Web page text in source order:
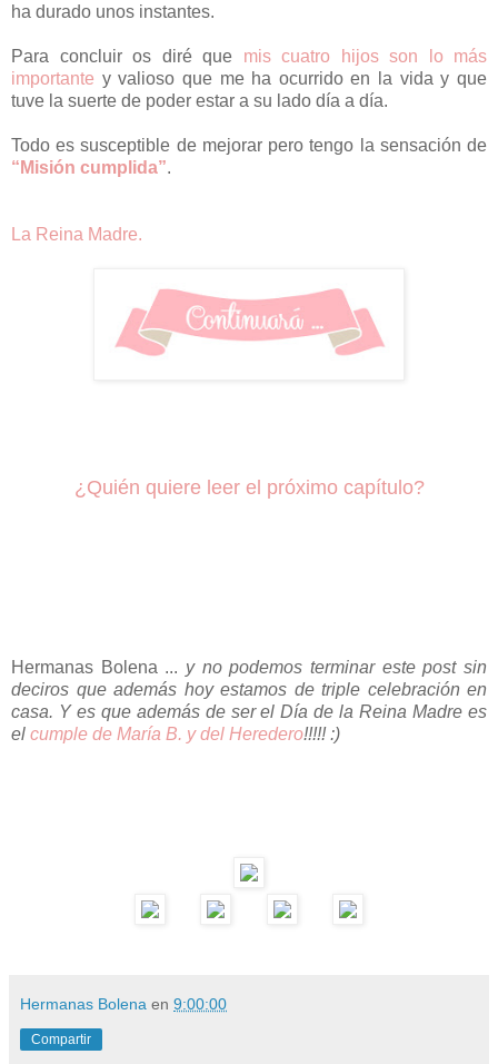
ha durado unos instantes.
Para concluir os diré que mis cuatro hijos son lo más
importante y valioso que me ha ocurrido en la vida y que
tuve la suerte de poder estar a su lado día a día.
Todo es susceptible de mejorar pero tengo la sensación de
“Misión cumplida”.
La Reina Madre.
¿Quién quiere leer el próximo capítulo?
Hermanas Bolena ... y no podemos terminar este post sin
deciros que además hoy estamos de triple celebración en
casa. Y es que además de ser el Día de la Reina Madre es
el cumple de María B. y del Heredero!!!!! :)
Hermanas Bolena en 9:00:00
Compartir